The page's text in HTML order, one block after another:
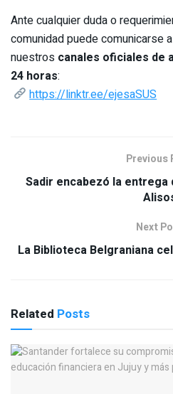
Ante cualquier duda o
comunidad puede comunicarse
nuestros canales oficiales de
24 horas:
https://linktr.ee/ejesaSUS
Previous
Sadir encabezó la entrega
Next
La Biblioteca Belgraniana
Related Posts